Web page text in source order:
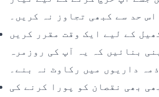
اس حد سے کبھی تجاوز نہ کریں۔
کے لیے ایک وقت مقرر کریں
بنائیں کہ یہ آپ کی روزمرہ
داریوں میں رکاوٹ نہ بنے۔
بھی نقصان کو پورا کرنے کی